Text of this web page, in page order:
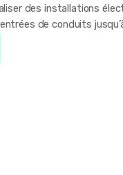
des installations
de conduits